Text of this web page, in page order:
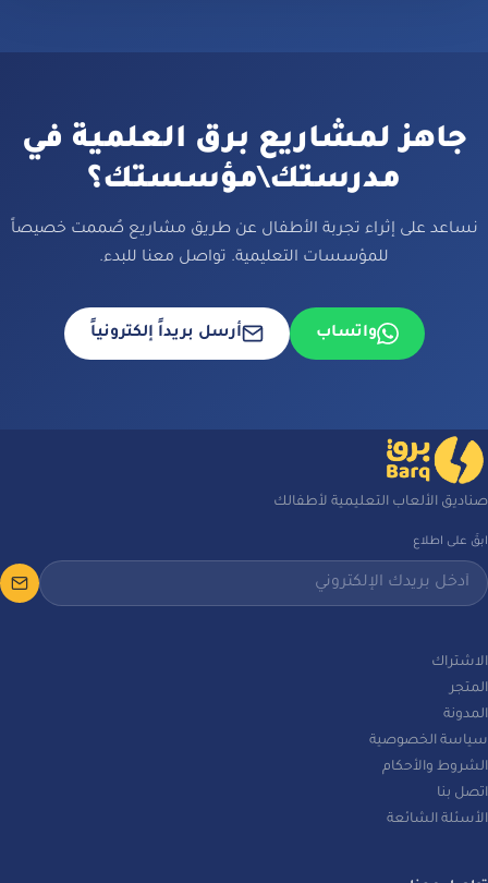
جاهز لمشاريع برق العلمية في
مدرستك\مؤسستك؟
نساعد على إثراء تجربة الأطفال عن طريق مشاريع صُممت خصيصاً
للمؤسسات التعليمية. تواصل معنا للبدء.
واتساب أرسل بريداً إلكترونياً
صناديق الألعاب التعليمية لأطفالك
ابقَ على اطلاع
الاشتراك
المتجر
المدونة
سياسة الخصوصية
الشروط والأحكام
اتصل بنا
الأسئلة الشائعة